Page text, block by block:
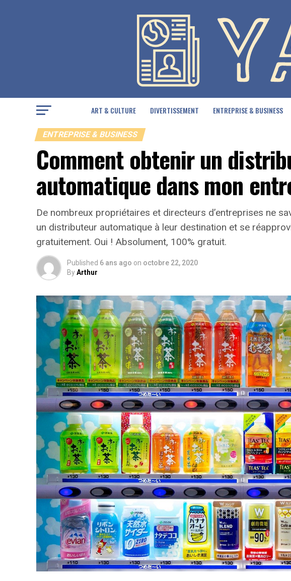
ART & CULTURE DIVERTISSEMENT ENTREPRISE & BUSINESS
ENTREPRISE & BUSINESS
Comment obtenir un
automatique dans mon
De nombreux propriétaires et directeurs d’entreprises ne
un distributeur automatique à leur destination et se
gratuitement. Oui ! Absolument, 100% gratuit.
Published 6 ans ago on octobre 22, 2020
ByArthur